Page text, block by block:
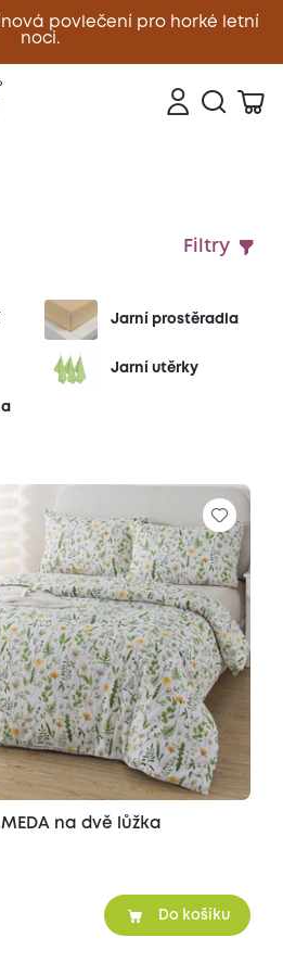
povlečení pro horké letní
noci.
Zavřít
Filtry
Jarní prostěradla
Jarní utěrky
na dvě lůžka
Do košíku